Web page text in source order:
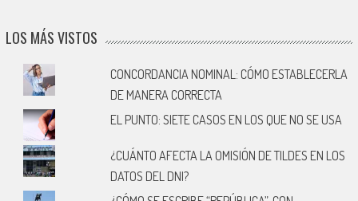
LOS MÁS VISTOS
CONCORDANCIA NOMINAL: CÓMO ESTABLECERLA
DE MANERA CORRECTA
EL PUNTO: SIETE CASOS EN LOS QUE NO SE USA
¿CUÁNTO AFECTA LA OMISIÓN DE TILDES EN LOS
DATOS DEL DNI?